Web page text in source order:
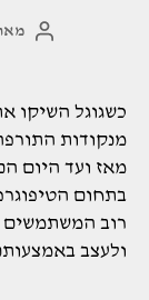
המחבר
כשגוגל השיקו
מנקודות
מאז ועד היום
בתחום
רוב המשתמשים
ולעצב